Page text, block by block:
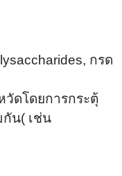
กรด
วัดโดยการกระตุ้
กัน( เช่น